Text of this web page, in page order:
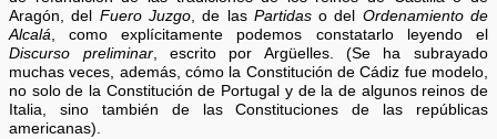
Aragón, del Fuero Juzgo, de las Partidaso del Ordenamiento de
Alcalá, como explícitamente podemos constatarlo leyendo el
Discurso preliminar, escrito por Argüelles. (Se ha subrayado
muchas veces, además, cómo la Constitución de Cádiz fue modelo,
no solo de la Constitución de Portugal y de la de algunos reinos de
Italia, sino también de las Constituciones de las repúblicas
americanas).